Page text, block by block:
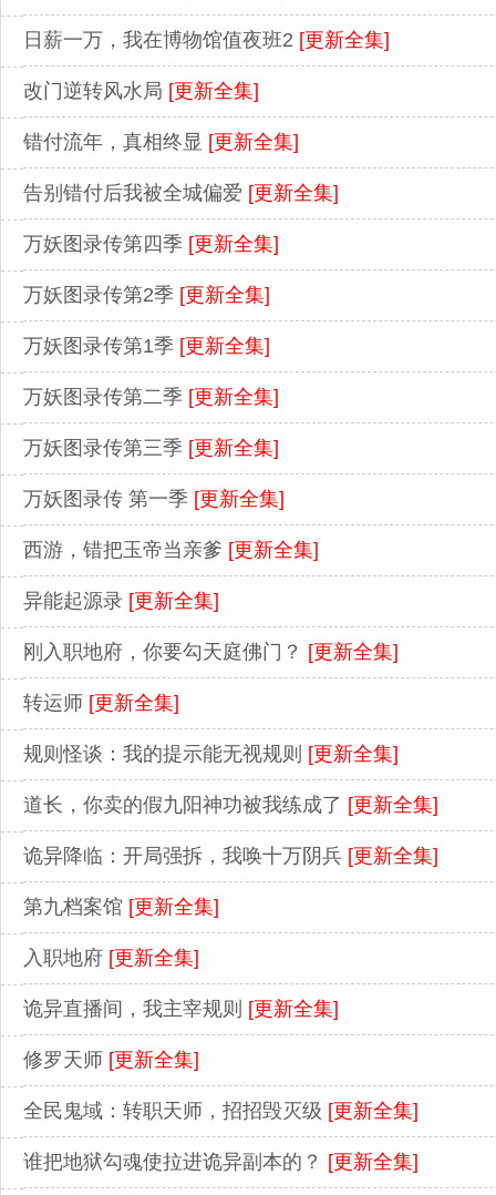
日薪一万，我在博物馆值夜班2 [更新全集]
改门逆转风水局 [更新全集]
错付流年，真相终显 [更新全集]
告别错付后我被全城偏爱 [更新全集]
万妖图录传第四季 [更新全集]
万妖图录传第2季 [更新全集]
万妖图录传第1季 [更新全集]
万妖图录传第二季 [更新全集]
万妖图录传第三季 [更新全集]
万妖图录传 第一季 [更新全集]
西游，错把玉帝当亲爹 [更新全集]
异能起源录 [更新全集]
刚入职地府，你要勾天庭佛门？ [更新全集]
转运师 [更新全集]
规则怪谈：我的提示能无视规则 [更新全集]
道长，你卖的假九阳神功被我练成了 [更新全集]
诡异降临：开局强拆，我唤十万阴兵 [更新全集]
第九档案馆 [更新全集]
入职地府 [更新全集]
诡异直播间，我主宰规则 [更新全集]
修罗天师 [更新全集]
全民鬼域：转职天师，招招毁灭级 [更新全集]
谁把地狱勾魂使拉进诡异副本的？ [更新全集]